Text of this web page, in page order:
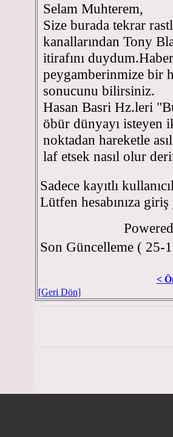
Selam Muhterem,
Size burada tekrar
kanallarından Tony
itirafını
peygamberinmize bir
sonucunu bilirsiniz.
Hasan Basri Hz.leri
öbür dünyayı isteyen
noktadan hareketle
laf etsek nasıl olur
Sadece kayıtlı
Lütfen hesabınıza
Son Güncelleme ( 25-
<
[Geri Dön]